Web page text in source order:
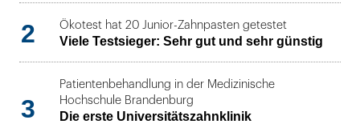
2 Ökotest hat 20 Junior-Zahnpasten getestet
Viele Testsieger: Sehr gut und sehr günstig
3
Patientenbehandlung in der Medizinische
Hochschule Brandenburg
Die erste Universitätszahnklinik